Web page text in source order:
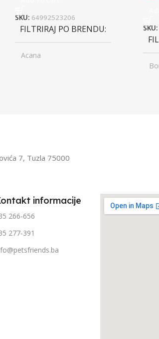
SKU: 64992523206
FILTRIRAJ PO BRENDU
Acana
SKU:
7, Tuzla 75000
informacije
266-656
277-391